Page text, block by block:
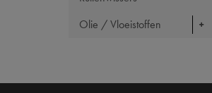
Olie / Vloeistoffen